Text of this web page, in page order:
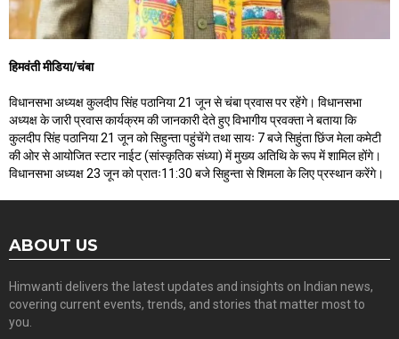
हिमवंती मीडिया/चंबा
विधानसभा अध्यक्ष कुलदीप सिंह पठानिया 21 जून से चंबा प्रवास पर रहेंगे। विधानसभा
अध्यक्ष के जारी प्रवास कार्यक्रम की जानकारी देते हुए विभागीय प्रवक्ता ने बताया कि
कुलदीप सिंह पठानिया 21 जून को सिहुन्ता पहुंचेंगे तथा सायः 7 बजे सिहुंता छिंज मेला कमेटी
की ओर से आयोजित स्टार नाईट (सांस्कृतिक संध्या) में मुख्य अतिथि के रूप में शामिल होंगे।
विधानसभा अध्यक्ष 23 जून को प्रातः11:30 बजे सिहुन्ता से शिमला के लिए प्रस्थान करेंगे।
ABOUT US
Himwanti delivers the latest updates and insights on Indian news,
covering current events, trends, and stories that matter most to
you.